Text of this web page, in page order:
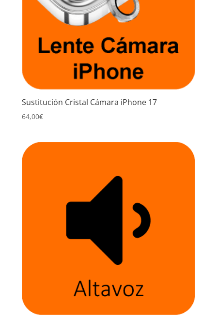
Sustitución Cristal Cámara iPhone 17
64,00€